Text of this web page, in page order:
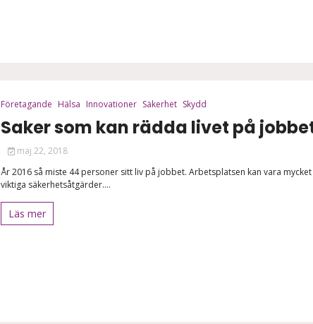
Företagande Hälsa Innovationer Säkerhet Skydd
Saker som kan rädda livet på
maj 22, 2018
År 2016 så miste 44 personer sitt liv på jobbet. Arbetsplatsen kan vara
viktiga säkerhetsåtgärder....
Läs mer